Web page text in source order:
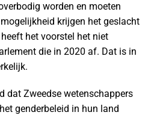
worden en moeten
krijgen het geslacht
het voorstel het niet
die in 2020 af. Dat is in
dat Zweedse wetenschappers
genderbeleid in hun land